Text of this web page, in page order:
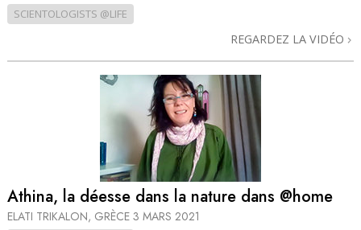
SCIENTOLOGISTS @LIFE
REGARDEZ LA VIDÉO
Athina, la déesse dans la nature dans @home
ELATI TRIKALON, GRÈCE 3 MARS 2021